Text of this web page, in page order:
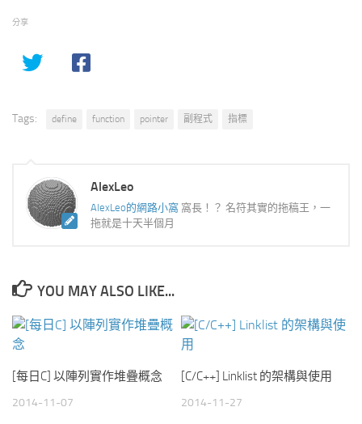
分享
Tags: define function pointer 副程式 指標
AlexLeo
AlexLeo的網路小窩 窩長！？ 名符其實的拖稿王，一
拖就是十天半個月
YOU MAY ALSO LIKE...
[每日C] 以陣列實作堆疊概念
2014-11-07
[C/C++] Linklist 的架構與使用
2014-11-27